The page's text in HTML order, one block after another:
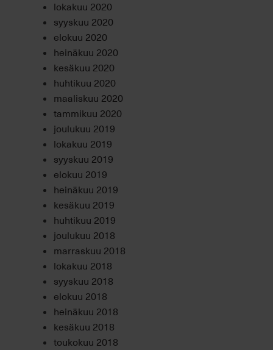
lokakuu 2020
syyskuu 2020
elokuu 2020
heinäkuu 2020
kesäkuu 2020
huhtikuu 2020
maaliskuu 2020
tammikuu 2020
joulukuu 2019
lokakuu 2019
syyskuu 2019
elokuu 2019
heinäkuu 2019
kesäkuu 2019
huhtikuu 2019
joulukuu 2018
marraskuu 2018
lokakuu 2018
syyskuu 2018
elokuu 2018
heinäkuu 2018
kesäkuu 2018
toukokuu 2018